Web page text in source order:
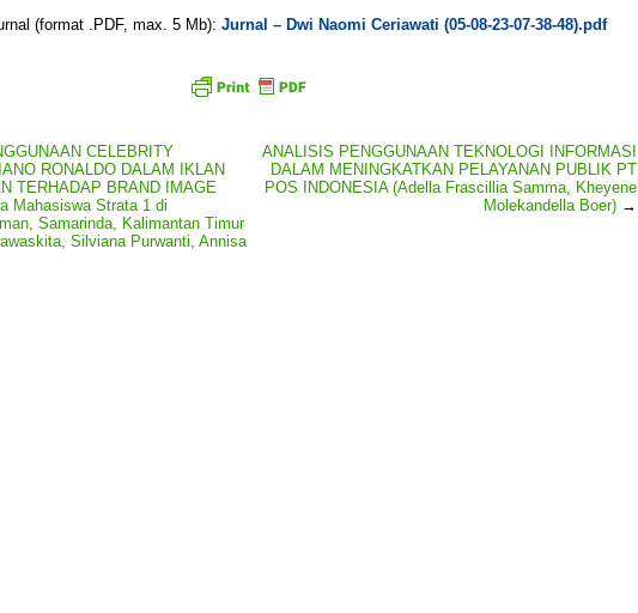
(format .PDF, max. 5 Mb): Jurnal – Dwi Naomi Ceriawati (05-08-23-07-38-48).pdf
CELEBRITY
RONALDO DALAM IKLAN
TERHADAP BRAND IMAGE
Mahasiswa Strata 1 di
Samarinda, Kalimantan Timur
Silviana Purwanti, Annisa
ANALISIS PENGGUNAAN TEKNOLOGI INFORMASI
DALAM MENINGKATKAN PELAYANAN PUBLIK PT
POS INDONESIA (Adella Frascillia Samma, Kheyene
Molekandella Boer) →